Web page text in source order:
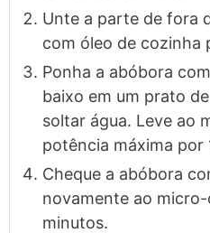
Unte a parte de fora
com óleo de cozinha
Ponha a abóbora
baixo em um prato
soltar água. Leve ao
potência máxima por
Cheque a abóbora
novamente ao
minutos.